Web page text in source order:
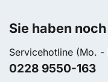
Sie haben
Servicehotline (Mo.
0228 9550-163